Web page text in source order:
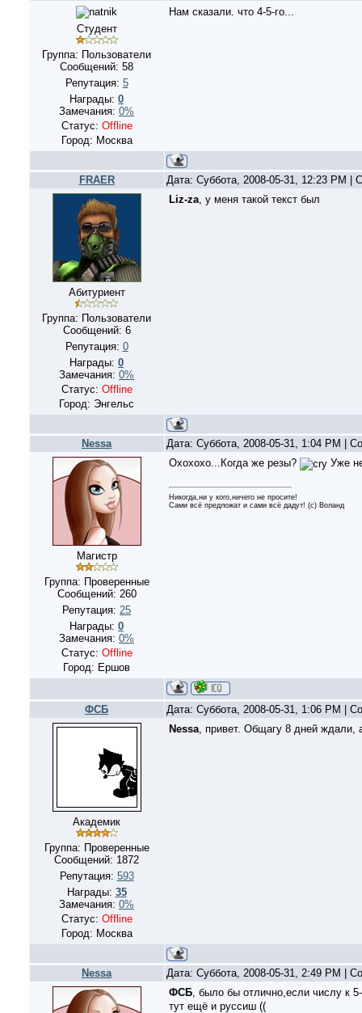
Студент
Группа: Пользователи
Сообщений: 58
Репутация: 5
Награды: 0
Замечания: 0%
Статус: Offline
Город: Москва
Нам сказали. что 4-5-го...
FRAER Дата: Суббота, 2008-05-31, 12:23 PM |
Абитуриент
Группа: Пользователи
Сообщений: 6
Репутация: 0
Награды: 0
Замечания: 0%
Статус: Offline
Город: Энгельс
Liz-za, у меня такой текст был
Nessa Дата: Суббота, 2008-05-31, 1:04 PM |
Магистр
Группа: Проверенные
Сообщений: 260
Репутация: 25
Награды: 0
Замечания: 0%
Статус: Offline
Город: Ершов
Охохохо...Когда же резы? Уже
Никогда,ни у кого,ничего не просите!
Сами всё предложат и сами всё дадут! (с) Воланд
ФСБ Дата: Суббота, 2008-05-31, 1:06 PM |
Академик
Группа: Проверенные
Сообщений: 1872
Репутация: 593
Награды: 35
Замечания: 0%
Статус: Offline
Город: Москва
Nessa, привет. Общагу 8 дней ждали,
Nessa Дата: Суббота, 2008-05-31, 2:49 PM |
ФСБ, было бы отлично,если числу к
тут ещё и руссиш ((